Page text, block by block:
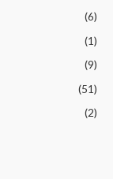
(6)
(1)
(9)
(51)
(2)